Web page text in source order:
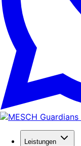
Leistungen